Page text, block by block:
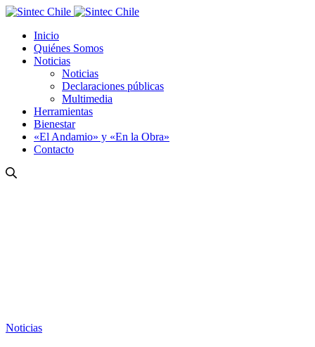
Inicio
Quiénes Somos
Noticias
Noticias
Declaraciones públicas
Multimedia
Herramientas
Bienestar
«El Andamio» y «En la Obra»
Contacto
Noticias